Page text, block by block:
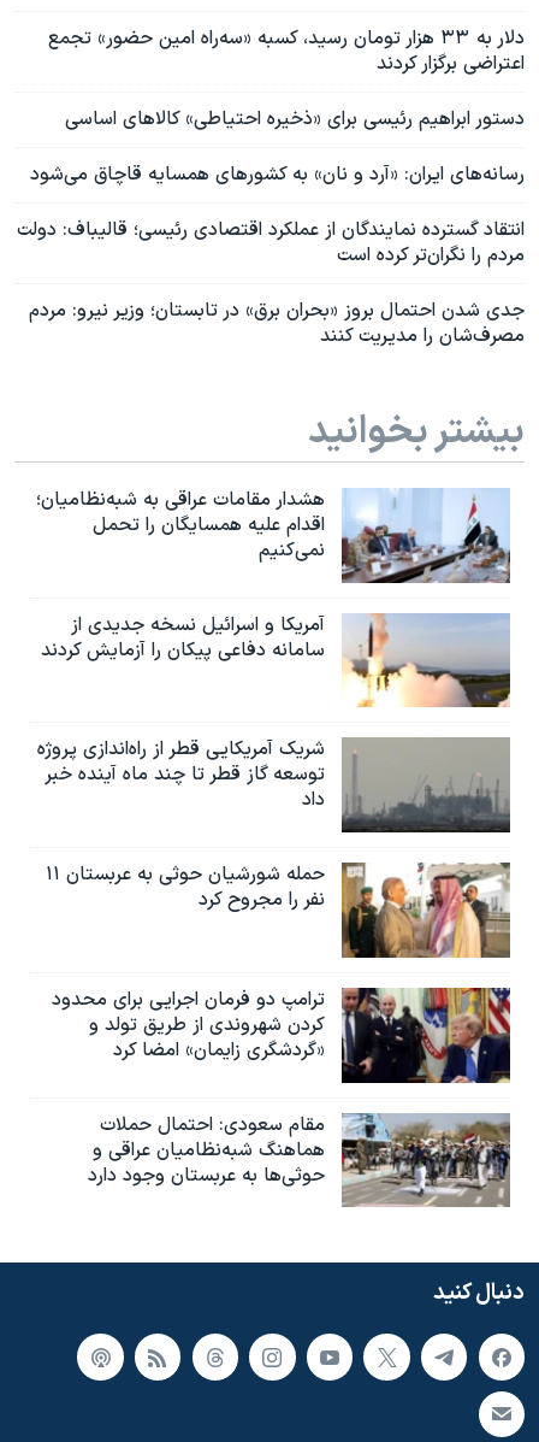
دلار به ۳۳ هزار تومان رسید، کسبه «سه‌راه امین حضور» تجمع
اعتراضی برگزار کردند
دستور ابراهیم رئیسی برای «ذخیره احتیاطی» کالاهای اساسی
رسانه‌های ایران: «آرد و نان» به کشورهای همسایه قاچاق می‌شود
انتقاد گسترده نمایندگان از عملکرد اقتصادی رئیسی؛ قالیباف: دولت
مردم را نگران‌تر کرده است
جدی شدن احتمال بروز «بحران برق» در تابستان؛ وزیر نیرو: مردم
مصرف‌شان را مدیریت کنند
بیشتر بخوانید
هشدار مقامات عراقی به شبه‌نظامیان؛
اقدام علیه همسایگان را تحمل
نمی‌کنیم
آمریکا و اسرائیل نسخه جدیدی از
سامانه دفاعی پیکان را آزمایش کردند
شریک آمریکایی قطر از راه‌اندازی پروژه
توسعه گاز قطر تا چند ماه آینده خبر
داد
حمله شورشیان حوثی به عربستان ۱۱
نفر را مجروح کرد
ترامپ دو فرمان اجرایی برای محدود
کردن شهروندی از طریق تولد و
«گردشگری زایمان» امضا کرد
مقام سعودی: احتمال حملات
هماهنگ شبه‌نظامیان عراقی و
حوثی‌ها به عربستان وجود دارد
دنبال کنید